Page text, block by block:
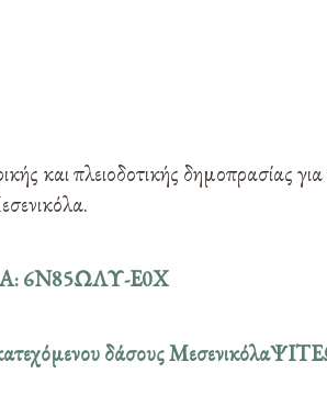
και πλειοδοτικής δημοπρασίας
6Ν85ΩΛΥ-Ε0Χ
δάσους